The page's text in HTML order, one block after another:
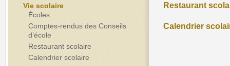
Vie scolaire
Écoles
Comptes-rendus des Conseils
d’école
Restaurant scolaire
Calendrier scolaire
Restaurant
Calendrier